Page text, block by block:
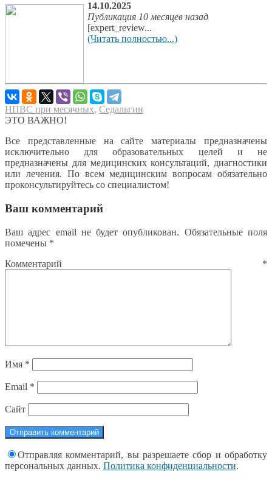
14.10.2025
Публикация 10 месяцев назад
[expert_review...
(Читать полностью...)
НПВС при месячных, Седальгин
ЭТО ВАЖНО!
Все представленные на сайте материалы предназначены
исключительно для образовательных целей и не
предназначены для медицинских консультаций, диагностики
или лечения. По всем медицинским вопросам обязательно
проконсультируйтесь со специалистом!
Ваш комментарий
Ваш адрес email не будет опубликован. Обязательные поля
помечены *
Комментарий *
Имя *
Email *
Сайт
Отправляя комментарий, вы разрешаете сбор и обработку
персональных данных. Политика конфиденциальности.